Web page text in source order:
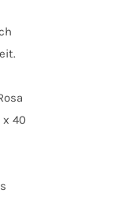
x 40